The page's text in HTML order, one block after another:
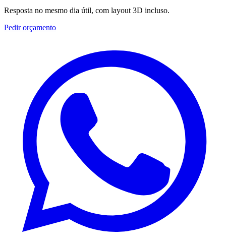
Resposta no mesmo dia útil, com layout 3D incluso.
Pedir orçamento